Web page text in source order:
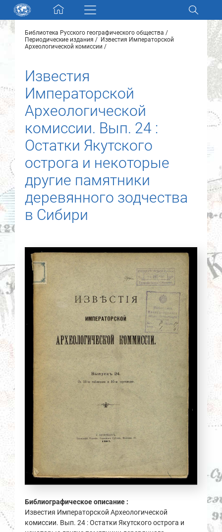
Skip navigation
Разделы и коллекции
Новости
О нас
Контакты
Партнеры
Найти
Библиотека Русского географического общества
Периодические издания
Известия Императорской
Археологической комиссии
Известия
Императорской
Археологической
комиссии. Вып. 24 :
Остатки Якутского
острога и некоторые
другие памятники
деревянного зодчества
в Сибири
Библиографическое описание :
Известия Императорской Археологической
комиссии. Вып. 24 : Остатки Якутского острога и